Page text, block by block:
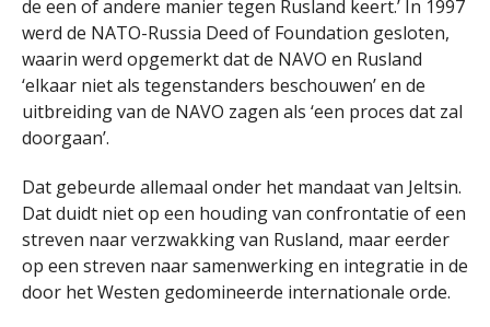
de een of andere manier tegen Rusland keert.’ In 1997
werd de NATO-Russia Deed of Foundation gesloten,
waarin werd opgemerkt dat de NAVO en Rusland
‘elkaar niet als tegenstanders beschouwen’ en de
uitbreiding van de NAVO zagen als ‘een proces dat zal
doorgaan’.
Dat gebeurde allemaal onder het mandaat van Jeltsin.
Dat duidt niet op een houding van confrontatie of een
streven naar verzwakking van Rusland, maar eerder
op een streven naar samenwerking en integratie in de
door het Westen gedomineerde internationale orde.